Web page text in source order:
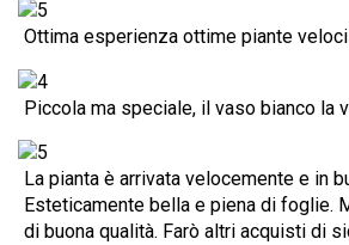
Ottima esperienza ottime piante
Piccola ma speciale, il vaso bianco la
La pianta è arrivata velocemente e in
Esteticamente bella e piena di foglie.
di buona qualità. Farò altri acquisti di